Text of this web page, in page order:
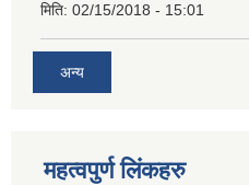
मिति: 02/15/2018 - 15:01
अन्य
महत्वपुर्ण लिंकहरु